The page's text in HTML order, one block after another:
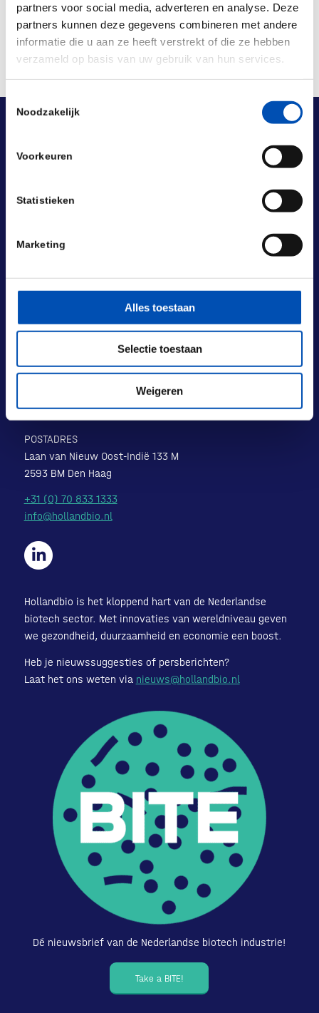
partners voor social media, adverteren en analyse. Deze
partners kunnen deze gegevens combineren met andere
informatie die u aan ze heeft verstrekt of die ze hebben
verzameld op basis van uw gebruik van hun services.
Toestemmingsselectie
Noodzakelijk
Voorkeuren
Statistieken
Marketing
Alles toestaan
Selectie toestaan
Weigeren
BEZOEKADRES
Laan van Nieuw Oost-Indië 131-133
2593 BM Den Haag
POSTADRES
Laan van Nieuw Oost-Indië 133 M
2593 BM Den Haag
+31 (0) 70 833 1333
info@hollandbio.nl
Hollandbio is het kloppend hart van de Nederlandse
biotech sector. Met innovaties van wereldniveau geven
we gezondheid, duurzaamheid en economie een boost.
Heb je nieuwssuggesties of persberichten?
Laat het ons weten via nieuws@hollandbio.nl
Dé nieuwsbrief van de Nederlandse biotech industrie!
Take a BITE!